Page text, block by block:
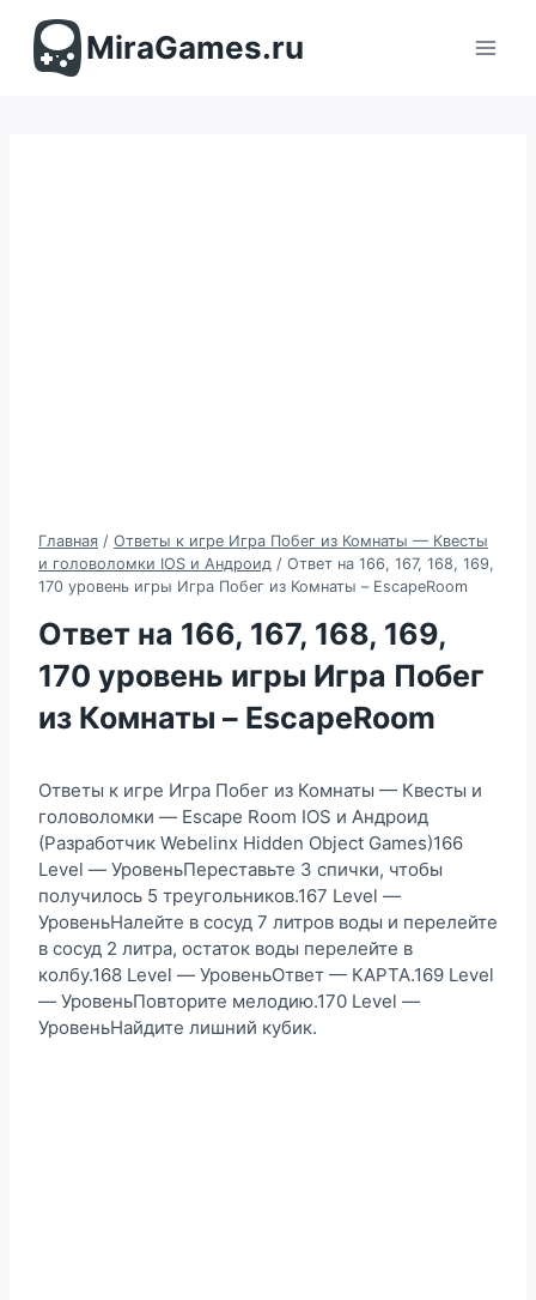
содержимомуMiraGames.ru
Главная / Ответы к игре Игра Побег из Комнаты — Квесты
и головоломки IOS и Андроид / Ответ на 166, 167, 168, 169,
170 уровень игры Игра Побег из Комнаты – EscapeRoom
Ответ на 166, 167, 168, 169,
170 уровень игры Игра Побег
из Комнаты – EscapeRoom
Ответы к игре Игра Побег из Комнаты — Квесты и
головоломки — Escape Room IOS и Андроид
(Разработчик Webelinx Hidden Object Games)166
Level — УровеньПереставьте 3 спички, чтобы
получилось 5 треугольников.167 Level —
УровеньНалейте в сосуд 7 литров воды и перелейте
в сосуд 2 литра, остаток воды перелейте в
колбу.168 Level — УровеньОтвет — КАРТА.169 Level
— УровеньПовторите мелодию.170 Level —
УровеньНайдите лишний кубик.